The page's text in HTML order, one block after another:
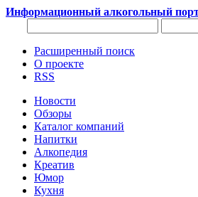
Информационный алкогольный
Расширенный поиск
О проекте
RSS
Новости
Обзоры
Каталог компаний
Напитки
Алкопедия
Креатив
Юмор
Кухня